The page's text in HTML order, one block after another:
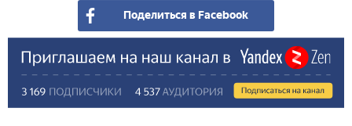
Поделиться в Facebook